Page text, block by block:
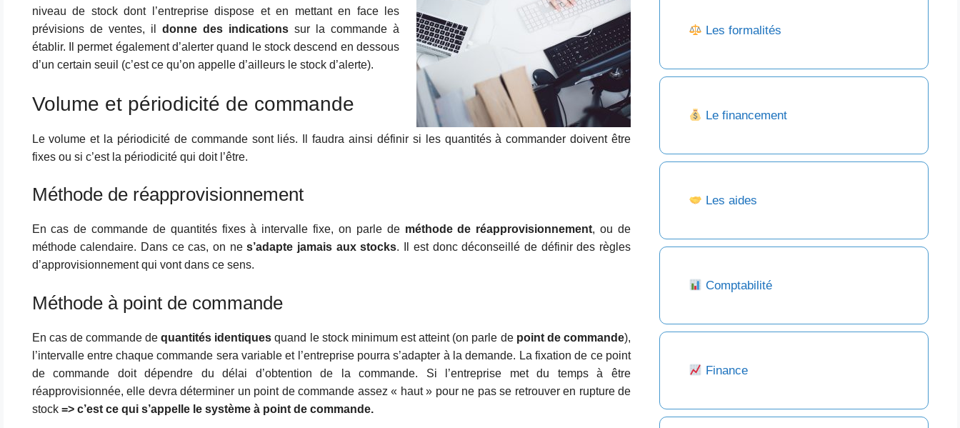
niveau de stock dont l’entreprise dispose et en mettant en face les
prévisions de ventes, il donne des indicationssur la commande à
établir. Il permet également d’alerter quand le stock descend en dessous
d’un certain seuil (c’est ce qu’on appelle d’ailleurs le stock d’alerte).
Volume et périodicité de commande
Le volume et la périodicité de commande sont liés. Il faudra ainsi définir si les quantités à commander doivent être
fixes ou si c’est la périodicité qui doit l’être.
Méthode de réapprovisionnement
En cas de commande de quantités fixes à intervalle fixe, on parle deméthode de réapprovisionnement, ou de
méthode calendaire. Dans ce cas, on nes’adapte jamais aux stocks. Il est donc déconseillé de définir des règles
d’approvisionnement qui vont dans ce sens.
Méthode à point de commande
En cas de commande dequantités identiques quand le stock minimum est atteint (on parle de point de commande),
l’intervalle entre chaque commande sera variable et l’entreprise pourra s’adapter à la demande. La fixation de ce point
de commande doit dépendre du délai d’obtention de la commande. Si l’entreprise met du temps à être
réapprovisionnée, elle devra déterminer un point de commande assez « haut » pour ne pas se retrouver en rupture de
stock => c’est ce qui s’appelle le système à point de commande.
Les formalités
Le financement
Les aides
Comptabilité
Finance